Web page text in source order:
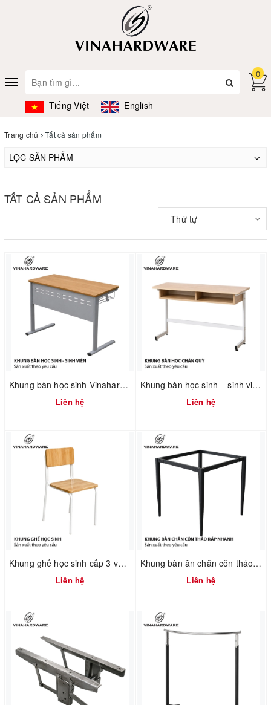
Toggle
navigation
Tiếng Việt English
0
Trang chủ Tất cả sản phẩm
LỌC SẢN PHẨM
TẤT CẢ SẢN PHẨM
Thứ tự
Khung bàn học sinh Vinahardware sơn xám – 2300.3.12908
Liên hệ
Khung bàn học sinh – sinh viên 750mm tháo ráp nhanh Vinahardware 2300.1.34805
Liên hệ
Khung ghế học sinh cấp 3 và đại học - 2300.1.02596 - D360xR360xC440mm
Liên hệ
Khung bàn ăn chân côn tháo ráp nhanh 2300.1.73736
Liên hệ